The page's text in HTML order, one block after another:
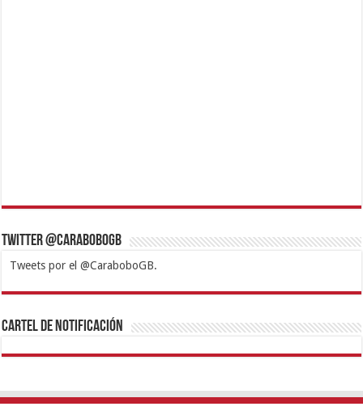
Twitter @CaraboboGB
Tweets por el @CaraboboGB.
1xbetBetturkeyBetistKralbetSupertotobetTipobetMatadorbetMariobet
https://mvbcasino.com/
Cartel de Notificación